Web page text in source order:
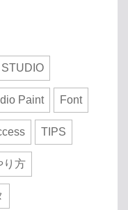
Paint Font
TIPS
り方